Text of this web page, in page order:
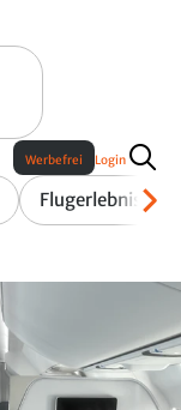
Flugerlebnis
Werbefrei Login